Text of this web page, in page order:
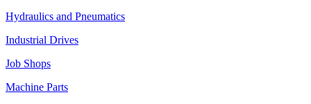
Hydraulics and Pneumatics
Industrial Drives
Job Shops
Machine Parts